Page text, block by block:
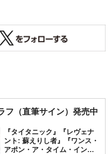
フ（直筆サイン）発売中
『タイタニック』『レヴェナ
ント: 蘇えりし者』『ワンス・
アポン・ア・タイム・イン・